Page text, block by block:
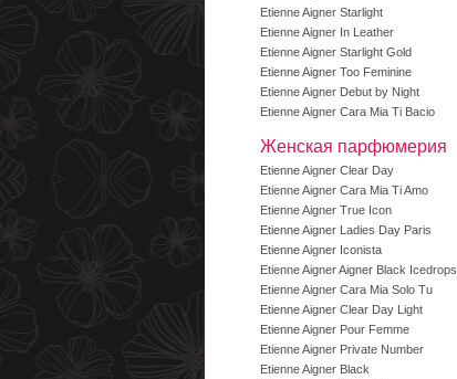
Etienne Aigner Starlight
Etienne Aigner In Leather
Etienne Aigner Starlight Gold
Etienne Aigner Too Feminine
Etienne Aigner Debut by Night
Etienne Aigner Cara Mia Ti Bacio
Женская парфюмерия
Etienne Aigner Clear Day
Etienne Aigner Cara Mia Ti Amo
Etienne Aigner True Icon
Etienne Aigner Ladies Day Paris
Etienne Aigner Iconista
Etienne Aigner Aigner Black Icedrops
Etienne Aigner Cara Mia Solo Tu
Etienne Aigner Clear Day Light
Etienne Aigner Pour Femme
Etienne Aigner Private Number
Etienne Aigner Black